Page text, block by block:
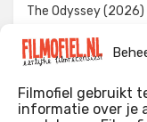
Filmofiel gebruikt
informatie over je
The Odyssey (2026)
Evil Dead Burn (2026)